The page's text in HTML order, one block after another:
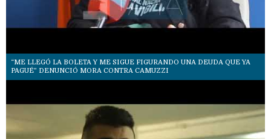
“ME LLEGÓ LA BOLETA Y ME SIGUE FIGURANDO UNA DEUDA QUE YA
PAGUÉ” DENUNCIÓ MORA CONTRA CAMUZZI